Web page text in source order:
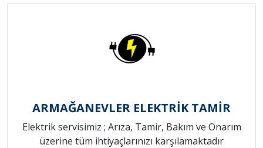
ARMAĞANEVLER ELEKTRİK TAMİR
Elektrik servisimiz ; Arıza, Tamir, Bakım ve Onarım
üzerine tüm ihtiyaçlarınızı karşılamaktadır